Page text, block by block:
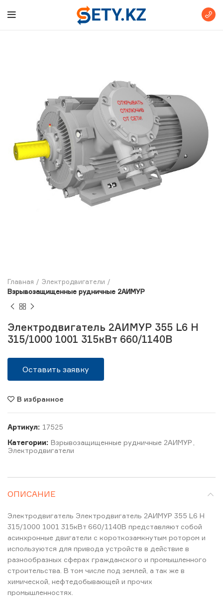
Главная
Электродвигатели
Взрывозащищенные рудничные 2АИМУР
Электродвигатель 2АИМУР 355 L6 H
315/1000 1001 315кВт 660/1140В
Оставить заявку
В избранное
Артикул: 17525
Категории: Взрывозащищенные рудничные 2АИМУР
Электродвигатели
ОПИСАНИЕ
Электродвигатель Электродвигатель 2АИМУР 355 L6 H
315/1000 1001 315кВт 660/1140В представляют собой
асинхронные двигатели с короткозамкнутым ротором и
используются для привода устройств в действие в
разнообразных сферах гражданского и промышленного
строительства. В том числе под землей, а так же в
химической, нефтедобывающей и прочих
промышленностях.